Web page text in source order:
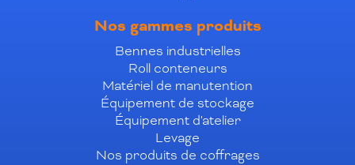
Nos gammes produits
Bennes industrielles
Roll conteneurs
Matériel de manutention
Équipement de stockage
Équipement d'atelier
Levage
Nos produits de coffrages